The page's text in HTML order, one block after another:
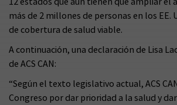
más de 2 millones de personas en los EE.
de cobertura de salud viable.
A continuación, una declaración de Lisa
de ACS CAN:
“Según el texto legislativo actual, ACS
Congreso por dar prioridad a la salud y